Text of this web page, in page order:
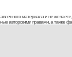
материала и не
авторскими правами, а также